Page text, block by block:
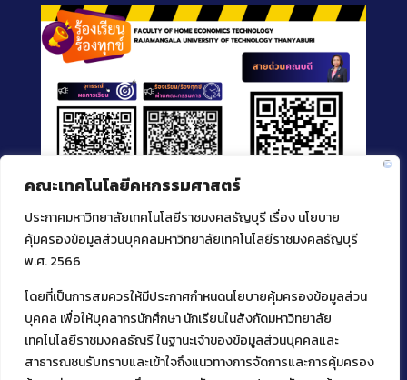
คณะเทคโนโลยีคหกรรมศาสตร์
ประกาศมหาวิทยาลัยเทคโนโลยีราชมงคลธัญบุรี เรื่อง นโยบาย
คุ้มครองข้อมูลส่วนบุคคลมหาวิทยาลัยเทคโนโลยีราชมงคลธัญบุรี
พ.ศ. 2566
โดยที่เป็นการสมควรให้มีประกาศกำหนดนโยบายคุ้มครองข้อมูลส่วน
บุคคล เพื่อให้บุคลากรนักศึกษา นักเรียนในสังกัดมหาวิทยาลัย
เทคโนโลยีราชมงคลธัญรี ในฐานะเจ้าของข้อมูลส่วนบุคคลและ
สาธารณชนรับทราบและเข้าใจถึงแนวทางการจัดการและการคุ้มครอง
ติดต่อคณะเทคโนโลยีคหกรรมศาสตร์
39 หมู่ 1
ต.คลองหก อ. คลองหลวง